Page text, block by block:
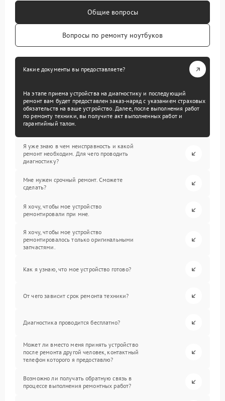
Общие вопросы
Вопросы по ремонту ноутбуков
Какие документы вы предоставляете?
На этапе приема устройства на диагностику и последующий
ремонт вам будет предоставлен заказ-наряд с указанием страховых
обязательств на ваше устройство. Далее, после выполнения работ
по ремонту техники, вы получите акт выполненных работ и
гарантийный талон.
Я уже знаю в чем неисправность и какой
ремонт необходим. Для чего проводить
диагностику?
Мне нужен срочный ремонт. Сможете
сделать?
Я хочу, чтобы мое устройство
ремонтировали при мне.
Я хочу, чтобы мое устройство
ремонтировалось только оригинальными
запчастями.
Как я узнаю, что мое устройство готово?
От чего зависит срок ремонта техники?
Диагностика проводится бесплатно?
Может ли вместо меня принять устройство
после ремонта другой человек, контактный
телефон которого я предоставлю?
Возможно ли получать обратную связь в
процессе выполнения ремонтных работ?